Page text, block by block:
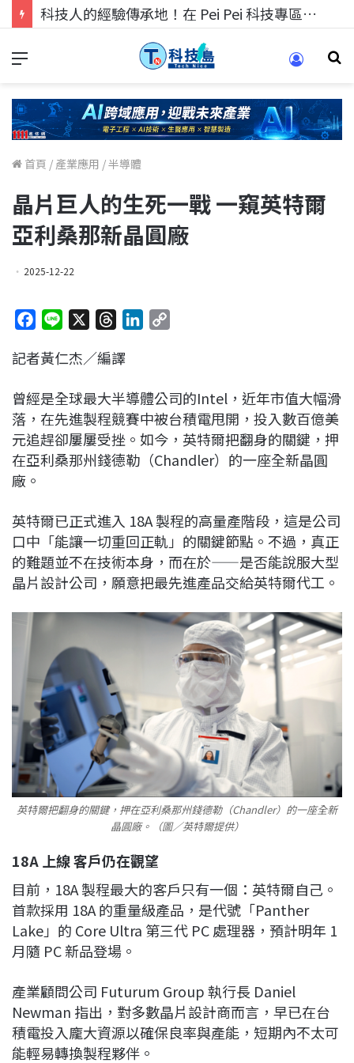
科技人的經驗傳承地！在 Pei Pei 科技專區，與學弟妹交流最硬核的技術
首頁 / 產業應用 /半導體
晶片巨人的生死一戰 一窺英特爾
亞利桑那新晶圓廠
2025-12-22
c
b
o
o
k
n
r
a
d
s
e
d
I
n
L
i
n
k
記者黃仁杰／編譯
曾經是全球最大半導體公司的Intel ，近年市值大幅滑
落，在先進製程競賽中被台積電甩開，投入數百億美
元追趕卻屢屢受挫。如今，英特爾把翻身的關鍵，押
在亞利桑那州錢德勒（Chandler）的一座全新晶圓
廠。
英特爾已正式進入 18A 製程的高量產階段，這是公司
口中「能讓一切重回正軌」的關鍵節點。不過，真正
的難題並不在技術本身，而在於——是否能說服大型
晶片設計公司，願意把最先進產品交給英特爾代工。
英特爾把翻身的關鍵，押在亞利桑那州錢德勒（Chandler）的一座全新
晶圓廠。（圖／英特爾提供）
18A 上線 客戶仍在觀望
目前，18A 製程最大的客戶只有一個：英特爾自己。
首款採用 18A 的重量級產品，是代號「Panther
Lake」的 Core Ultra 第三代 PC 處理器，預計明年 1
月隨 PC 新品登場。
產業顧問公司 Futurum Group 執行長 Daniel
Newman 指出，對多數晶片設計商而言，早已在台
積電投入龐大資源以確保良率與產能，短期內不太可
能輕易轉換製程夥伴。